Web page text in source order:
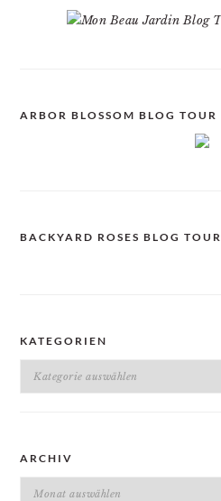
ARBOR BLOSSOM BLOG TOUR
BACKYARD ROSES BLOG TOUR
KATEGORIEN
Kategorien
ARCHIV
Archiv